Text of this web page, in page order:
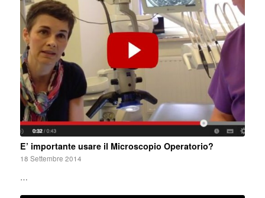
E’ importante usare il Microscopio Operatorio?
18 Settembre 2014
…